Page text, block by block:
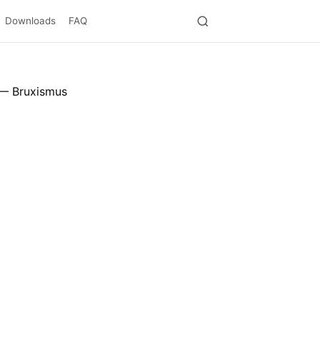
Downloads FAQ